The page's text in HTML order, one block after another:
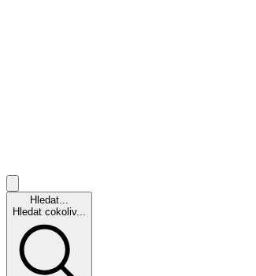
Hledat...
Hledat cokoliv...